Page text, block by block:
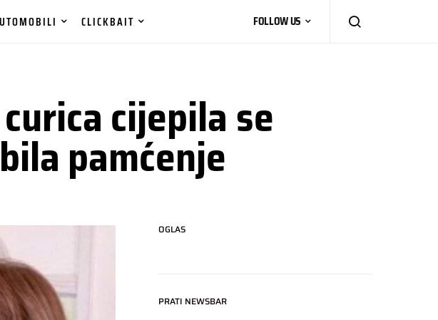
CLICKBAIT FOLLOW US
curica cijepila se
pamćenje
OGLAS
PRATI NEWSBAR